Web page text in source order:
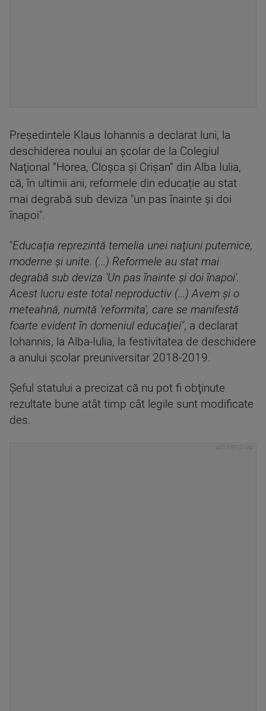
Preşedintele Klaus Iohannis a declarat luni, la
deschiderea noului an şcolar de la Colegiul
Naţional ”Horea, Cloşca şi Crişan” din Alba Iulia,
că, în ultimii ani, reformele din educație au stat
mai degrabă sub deviza "un pas înainte şi doi
înapoi".
"Educaţia reprezintă temelia unei naţiuni puternice,
moderne şi unite. (...) Reformele au stat mai
degrabă sub deviza 'Un pas înainte şi doi înapoi'.
Acest lucru este total neproductiv (...) Avem şi o
meteahnă, numită 'reformita', care se manifestă
foarte evident în domeniul educaţiei", a declarat
Iohannis, la Alba-Iulia, la festivitatea de deschidere
a anului şcolar preuniversitar 2018-2019.
Şeful statului a precizat că nu pot fi obţinute
rezultate bune atât timp cât legile sunt modificate
des.